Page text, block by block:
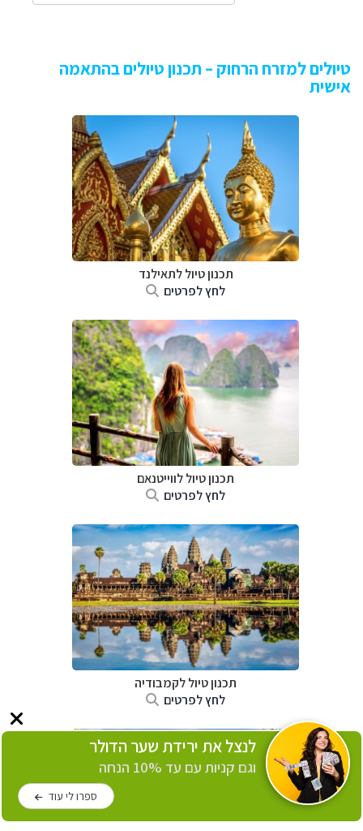
טיולים למזרח הרחוק – תכנון טיולים בהתאמה
אישית
תכנון טיול לתאילנד
לחץ לפרטים
תכנון טיול לווייטנאם
לחץ לפרטים
תכנון טיוללקמבודיה
לחץ לפרטים
לנצל את ירידת שער הדולר
וגם קניות עם עד 10% הנחה
ספרו לי עוד